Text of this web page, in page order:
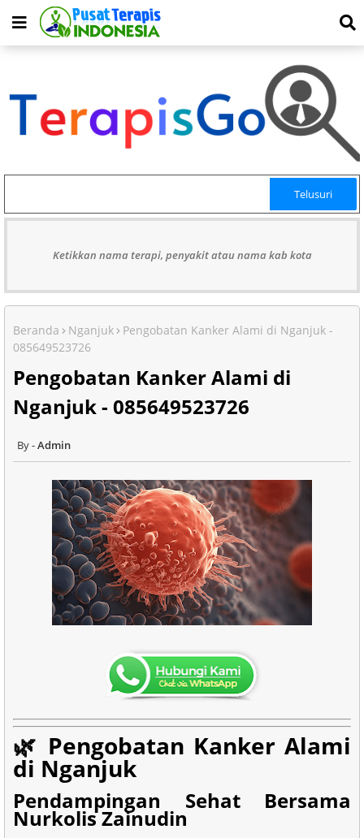
Ketikkan nama terapi, penyakit atau nama kab kota
Beranda Nganjuk
Pengobatan Kanker Alami di Nganjuk -
085649523726
Pengobatan Kanker Alami di
Nganjuk - 085649523726
Admin
🌿 Pengobatan Kanker Alami
di Nganjuk
Pendampingan Sehat Bersama
Nurkolis Zainudin